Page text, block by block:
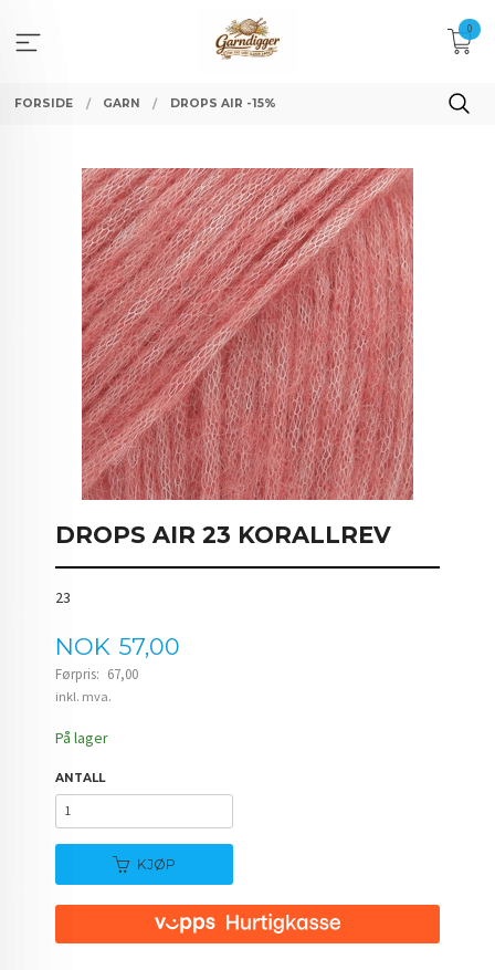
innholdet
0
FORSIDE GARN DROPS AIR -15%
DROPS AIR 23 KORALLREV
23
Tilbud
NOK 57,00
Førpris: 67,00
Rabatt
inkl. mva.
På lager
ANTALL
KJØP